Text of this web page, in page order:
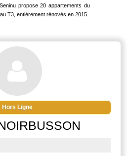
propose 20 appartements du
T3, entièrement rénovés en 2015.
du Sud, surplombant le fleuve et à
de 400 m de la plage, la Résidence
Seninu propose 20 appartements du
au T3, entièrement rénovés en 2015.
Hors Ligne